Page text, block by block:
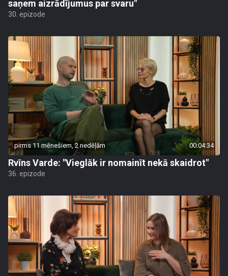
saņem aizrādījumus par svaru"
30. epizode
pirms 11 mēnešiem, 2 nedēļām 00:04:34
Rvīns Varde: "Vieglāk ir nomainīt nekā skaidrot"
36. epizode